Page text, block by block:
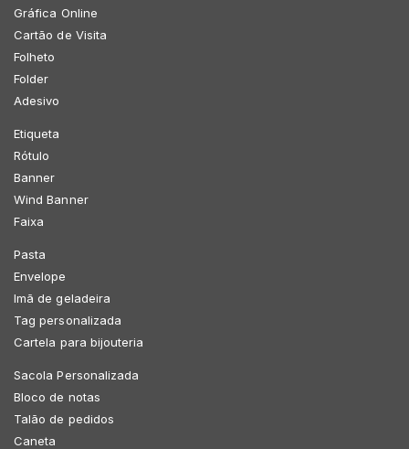
Gráfica Online
Cartão de Visita
Folheto
Folder
Adesivo
Etiqueta
Rótulo
Banner
Wind Banner
Faixa
Pasta
Envelope
Imã de geladeira
Tag personalizada
Cartela para bijouteria
Sacola Personalizada
Bloco de notas
Talão de pedidos
Caneta